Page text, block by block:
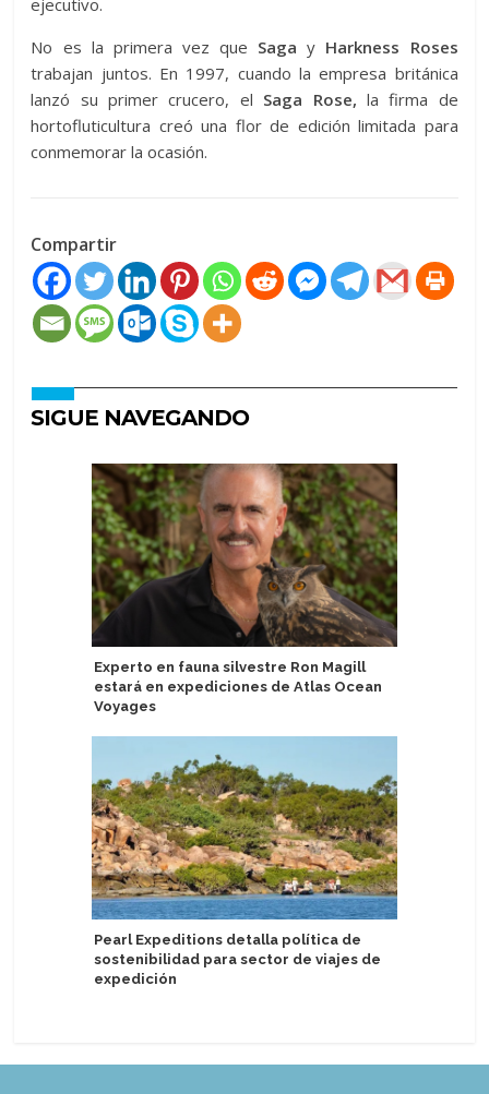
ejecutivo.
No es la primera vez que Saga y Harkness Roses
trabajan juntos. En 1997, cuando la empresa británica
lanzó su primer crucero, el Saga Rose, la firma de
hortofluticultura creó una flor de edición limitada para
conmemorar la ocasión.
Compartir
SIGUE NAVEGANDO
Experto en fauna silvestre Ron Magill
estará en expediciones de Atlas Ocean
Voyages
Pearl Expeditions detalla política de
sostenibilidad para sector de viajes de
expedición